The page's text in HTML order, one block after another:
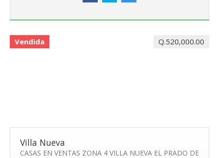
Vendida Q.520,000.00
Villa Nueva
CASAS EN VENTAS ZONA 4 VILLA NUEVA EL PRADO DE